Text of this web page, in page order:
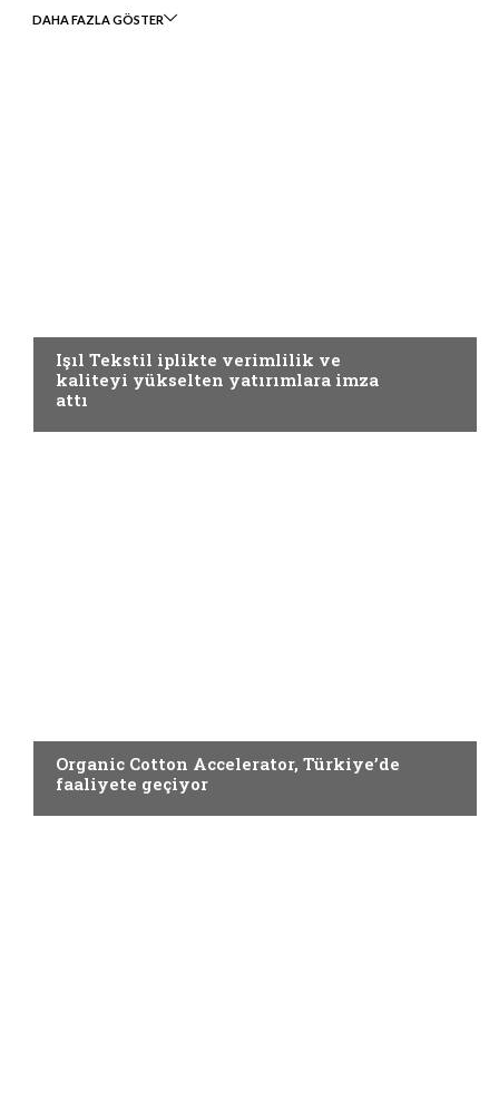
DAHA FAZLA GÖSTER
Işıl Tekstil iplikte verimlilik ve
kaliteyi yükselten yatırımlara imza
attı
Organic Cotton Accelerator, Türkiye’de
faaliyete geçiyor